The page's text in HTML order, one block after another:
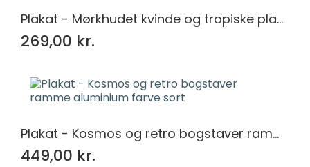
Plakat - Mørkhudet kvinde og tropiske planter
269,00 kr.
Plakat - Kosmos og retro bogstaver ramme aluminium farve sort
449,00 kr.